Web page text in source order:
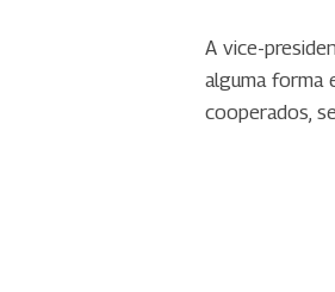
A vice-
alguma forma
cooperados,